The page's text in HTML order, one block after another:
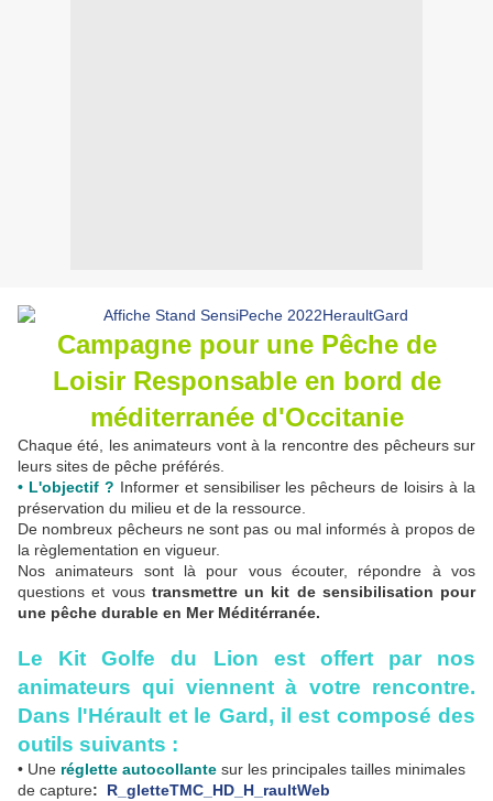
Campagne pour une Pêche de
Loisir Responsable en bord de
méditerranée d'Occitanie
Chaque été, les animateurs vont à la rencontre des pêcheurs sur
leurs sites de pêche préférés.
• L'objectif ? Informer et sensibiliser les pêcheurs de loisirs à la
préservation du milieu et de la ressource.
De nombreux pêcheurs ne sont pas ou mal informés à propos de
la règlementation en vigueur.
Nos animateurs sont là pour vous écouter, répondre à vos
questionset vous transmettre un kit de sensibilisation pour
une pêche durable en Mer Méditérranée.
Le Kit Golfe du Lion est offert par nos
animateurs qui viennent à votre rencontre.
Dans l'Hérault et le Gard, ilest composé des
outils suivants :
• Une réglette autocollante sur les principales tailles minimales
de capture:
R_gletteTMC_HD_H_raultWeb